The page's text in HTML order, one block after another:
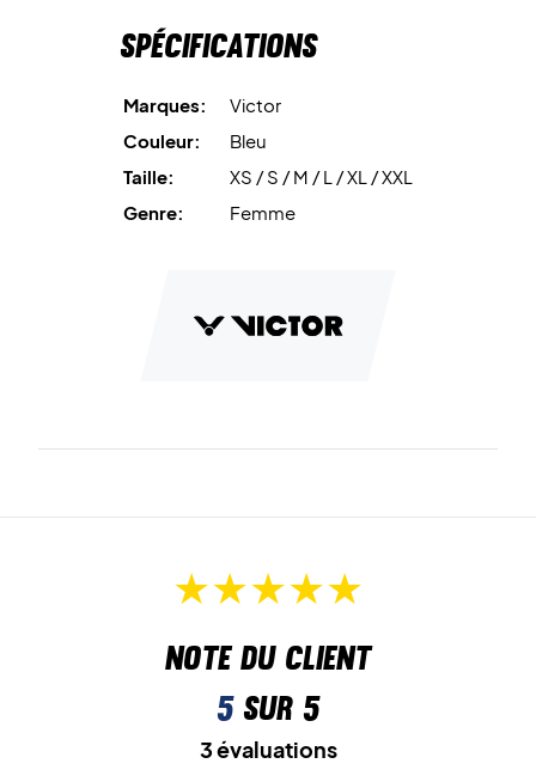
Spécifications
Marques:
Victor
Couleur:
Bleu
Taille:
XS / S / M / L / XL / XXL
Genre:
Femme
Note du client
5sur 5
3 évaluations